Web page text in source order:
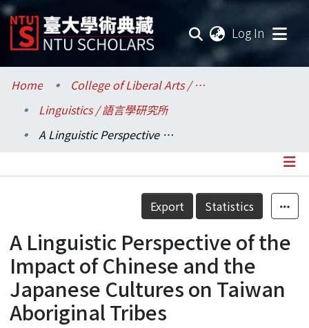
Log In
Communities & Collections
Research Outputs
Statistics
Home
College of Liberal Arts / 文學院
Linguistics / 語言學研究所
A Linguistic Perspective of the Impact of Chinese and the Japanese Cultures on Taiwan Aboriginal Tribes
Details
Export Statistics
A Linguistic Perspective of the
Impact of Chinese and the
Japanese Cultures on Taiwan
Aboriginal Tribes